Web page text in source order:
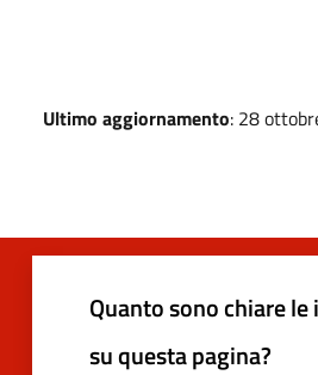
Ultimo aggiornamento: 28
Quanto sono chiare
su questa pagina?